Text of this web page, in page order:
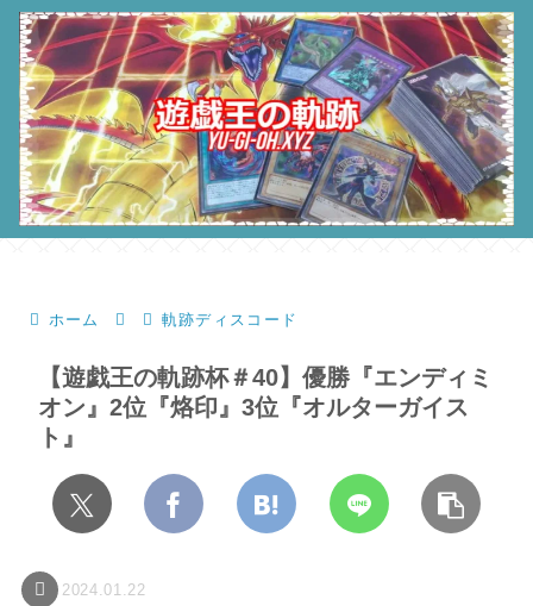
ホーム 軌跡ディスコード
【遊戯王の軌跡杯＃40】優勝『エンディミ
オン』2位『烙印』3位『オルターガイス
ト』
2024.01.22